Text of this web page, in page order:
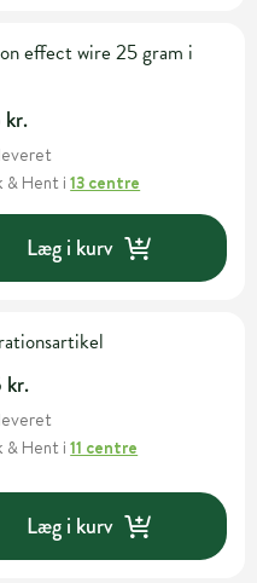
effect wire 25 gram i
kr.
& Hent i13 centre
Læg i kurv
kr.
& Hent i11 centre
Læg i kurv